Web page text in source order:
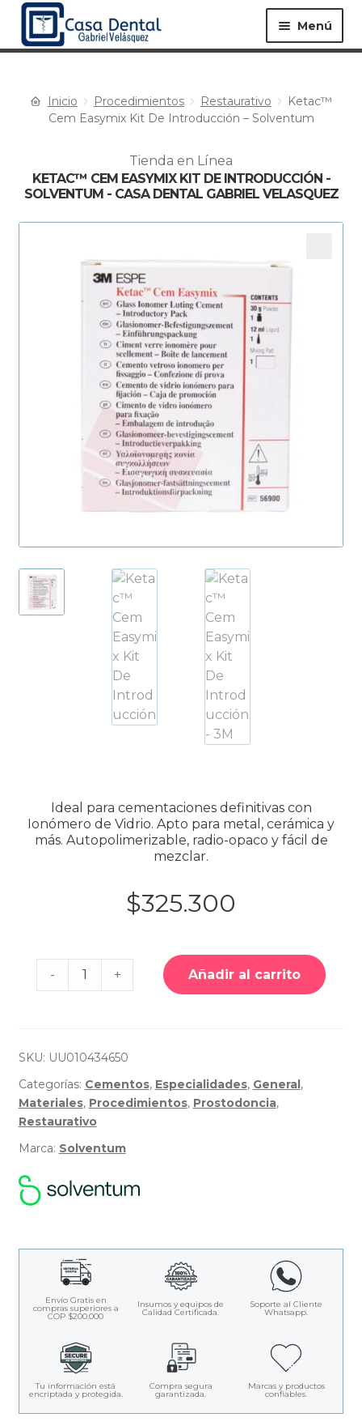
Menú
Equipos ▸ Materiales ▸
Especialidades ▸ Instrumentos ▸
Desechables ▸
Productos Más Vendidos ▸
Productos Destacados ▸
Ofertas y Promociones ▸
Nuevos Lanzamientos ▸
Inicio Procedimientos Restaurativo
Ketac™
Cem Easymix Kit De Introducción – Solventum
Tienda en Línea
KETAC™ CEM EASYMIX KIT DE INTRODUCCIÓN -
SOLVENTUM - CASA DENTAL GABRIEL VELASQUEZ
Ideal para cementaciones definitivas con
Ionómero de Vidrio. Apto para metal, cerámica y
más. Autopolimerizable, radio-opaco y fácil de
mezclar.
$325.300
Cantidad
de
Ketac™
Introducción
Solventum
- + Añadir al carrito
SKU: UU010434650
Categorías: Cementos, Especialidades, General,
Materiales, Procedimientos, Prostodoncia,
Restaurativo
Marca: Solventum
Envío Gratis en
compras superiores a
COP $200.000
Insumos y equipos de
Calidad Certificada.
Soporte al Cliente
Whatsapp.
Tu información está
encriptada y protegida.
Compra segura
garantizada.
Marcas y productos
confiables.